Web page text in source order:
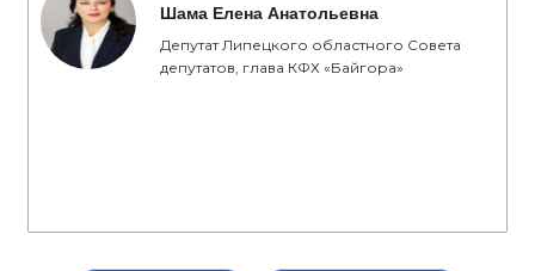
Шама Елена Анатольевна
Депутат Липецкого областного Совета
депутатов, глава КФХ «Байгора»